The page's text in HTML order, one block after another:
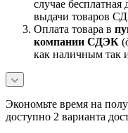
случае бесплатная
выдачи товаров
Оплата товара в
компании СДЭК (
как наличным так
Экономьте время на
доступно 2 варианта